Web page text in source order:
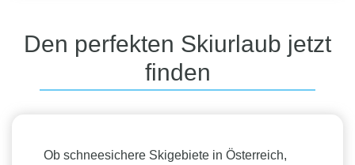
Den perfekten Skiurlaub jetzt
finden
Ob schneesichere Skigebiete in Österreich,